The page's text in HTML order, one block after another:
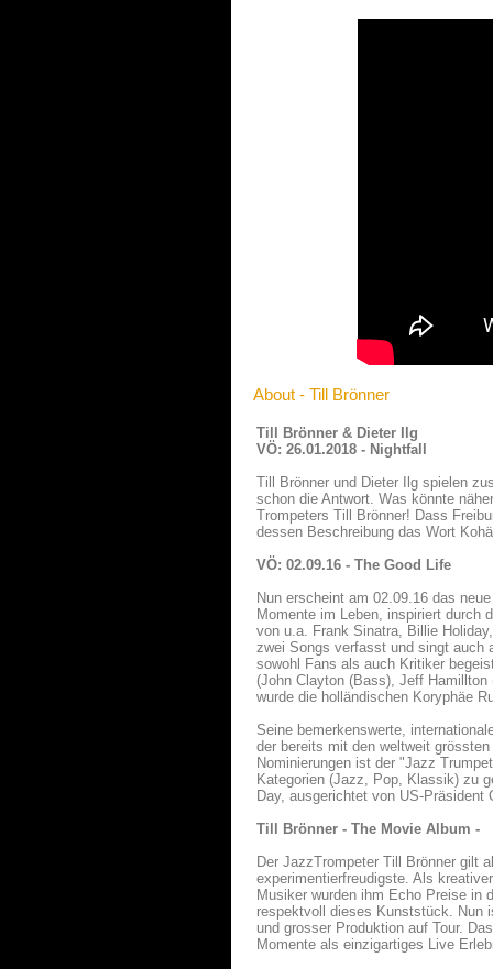
About - Till Brönner
Till Brönner & Dieter Ilg
VÖ: 26.01.2018 - Nightfall
Till Brönner und Dieter Ilg spielen
schon die Antwort. Was könnte
Trompeters Till Brönner! Dass
dessen Beschreibung das Wort
VÖ: 02.09.16 - The Good Life
Nun erscheint am 02.09.16 das
Momente im Leben, inspiriert durch
von u.a. Frank Sinatra, Billie
zwei Songs verfasst und singt auch
sowohl Fans als auch Kritiker
(John Clayton (Bass), Jeff
wurde die holländischen Koryphäe
Seine bemerkenswerte,
der bereits mit den weltweit
Nominierungen ist der "Jazz
Kategorien (Jazz, Pop, Klassik) zu
Day, ausgerichtet von US-
Till Brönner - The Movie Album -
Der JazzTrompeter Till Brönner gilt
experimentierfreudigste. Als
Musiker wurden ihm Echo Preise in
respektvoll dieses Kunststück. Nun
und grosser Produktion auf Tour.
Momente als einzigartiges Live